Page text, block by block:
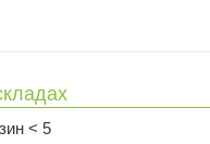
< 5